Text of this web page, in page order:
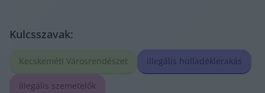
Kulcsszavak:
Kecskeméti Városrendészet illegális hulladéklerakás
illegális szemetelők